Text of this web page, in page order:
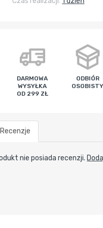
DARMOWA
WYSYŁKA
OD 299 ZŁ
ODBIÓR
OSOBISTY
Recenzje
nie posiada recenzji.